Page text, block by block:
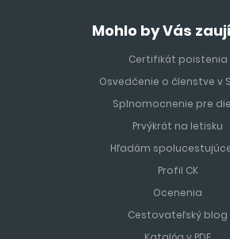
Mohlo by Vás
Certifikát poistenia
Osvedčenie o členstve v
Splnomocnenie pre
Prvýkrát na letisku
Hľadám
Profil CK
Ocenenia
Cestovateľský blog